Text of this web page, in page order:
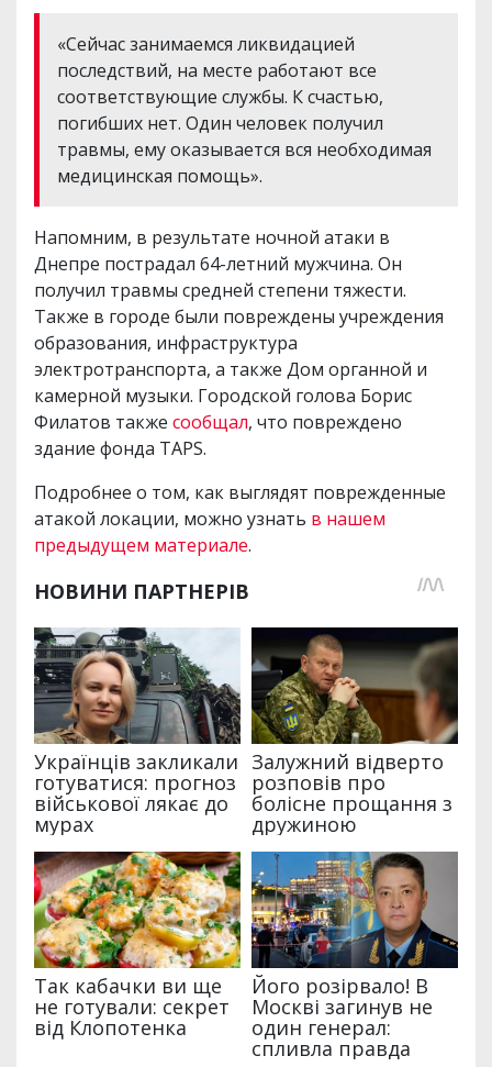
«Сейчас занимаемся ликвидацией
последствий, на месте работают все
соответствующие службы. К счастью,
погибших нет. Один человек получил
травмы, ему оказывается вся необходимая
медицинская помощь».
Напомним, в результате ночной атаки в
Днепре пострадал 64-летний мужчина. Он
получил травмы средней степени тяжести.
Также в городе были повреждены учреждения
образования, инфраструктура
электротранспорта, а также Дом органной и
камерной музыки. Городской голова Борис
Филатов также сообщал, что повреждено
здание фонда TAPS.
Подробнее о том, как выглядят поврежденные
атакой локации, можно узнать в нашем
предыдущем материале.